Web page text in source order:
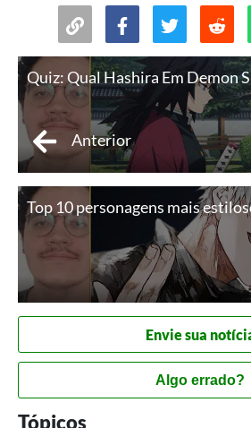
Quiz: Qual Hashira Em Demon
Anterior
Top 10 personagens mais
Envie sua
Algo errado?
Tópicos